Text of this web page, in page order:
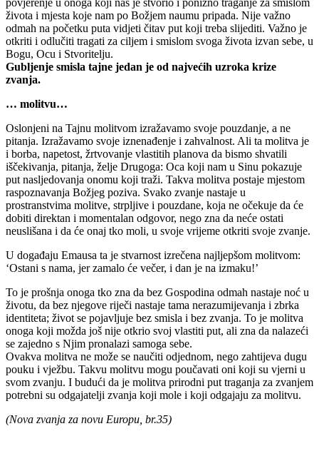
povjerenje u onoga koji nas je stvorio i ponizno traganje za smislom
života i mjesta koje nam po Božjem naumu pripada. Nije važno
odmah na početku puta vidjeti čitav put koji treba slijediti. Važno je
otkriti i odlučiti tragati za ciljem i smislom svoga života izvan sebe, u
Bogu, Ocu i Stvoritelju.
Gubljenje smisla tajne jedan je od najvećih uzroka krize
zvanja.
… molitvu…
Oslonjeni na Tajnu molitvom izražavamo svoje pouzdanje, a ne
pitanja. Izražavamo svoje iznenađenje i zahvalnost. Ali ta molitva je
i borba, napetost, žrtvovanje vlastitih planova da bismo shvatili
iščekivanja, pitanja, želje Drugoga: Oca koji nam u Sinu pokazuje
put nasljedovanja onomu koji traži. Takva molitva postaje mjestom
raspoznavanja Božjeg poziva. Svako zvanje nastaje u
prostranstvima molitve, strpljive i pouzdane, koja ne očekuje da će
dobiti direktan i momentalan odgovor, nego zna da neće ostati
neuslišana i da će onaj tko moli, u svoje vrijeme otkriti svoje zvanje.
U događaju Emausa ta je stvarnost izrečena najljepšom molitvom:
‘Ostani s nama, jer zamalo će večer, i dan je na izmaku!’
To je prošnja onoga tko zna da bez Gospodina odmah nastaje noć u
životu, da bez njegove riječi nastaje tama nerazumijevanja i zbrka
identiteta; život se pojavljuje bez smisla i bez zvanja. To je molitva
onoga koji možda još nije otkrio svoj vlastiti put, ali zna da nalazeći
se zajedno s Njim pronalazi samoga sebe.
Ovakva molitva ne može se naučiti odjednom, nego zahtijeva dugu
pouku i vježbu. Takvu molitvu mogu poučavati oni koji su vjerni u
svom zvanju. I budući da je molitva prirodni put traganja za zvanjem
potrebni su odgajatelji zvanja koji mole i koji odgajaju za molitvu.
(Nova zvanja za novu Europu, br.35)